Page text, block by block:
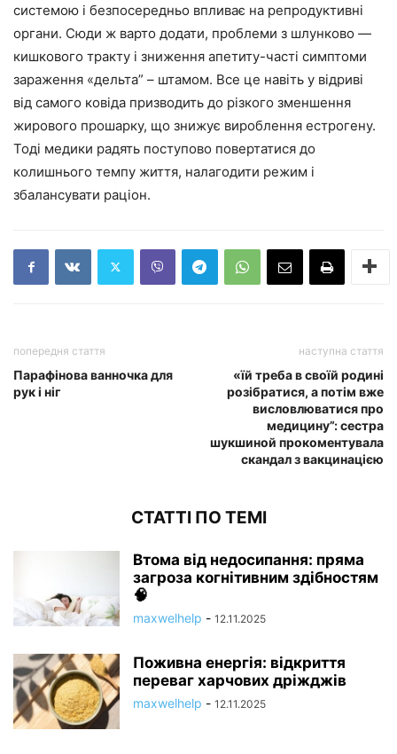
системою і безпосередньо впливає на репродуктивні
органи. Сюди ж варто додати, проблеми з шлунково —
кишкового тракту і зниження апетиту-часті симптоми
зараження «дельта” – штамом. Все це навіть у відриві
від самого ковіда призводить до різкого зменшення
жирового прошарку, що знижує вироблення естрогену.
Тоді медики радять поступово повертатися до
колишнього темпу життя, налагодити режим і
збалансувати раціон.
попередня стаття
Парафінова ванночка для
рук і ніг
наступна стаття
«їй треба в своїй родині
розібратися, а потім вже
висловлюватися про
медицину”: сестра
шукшиной прокоментувала
скандал з вакцинацією
СТАТТІ ПО ТЕМІ
Втома від недосипання: пряма
загроза когнітивним здібностям
🧠
maxwelhelp - 12.11.2025
Поживна енергія: відкриття
переваг харчових дріжджів
maxwelhelp - 12.11.2025